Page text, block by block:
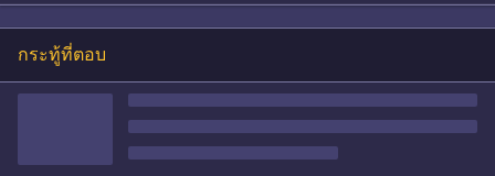
กระทู้ที่ตอบ